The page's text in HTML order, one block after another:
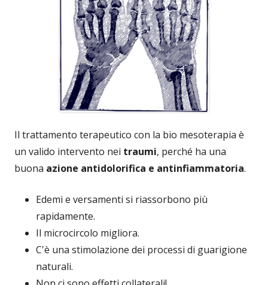
Il trattamento terapeutico con la bio mesoterapia è
un valido intervento nei traumi, perché ha una
buona azione antidolorifica e antinfiammatoria.
Edemi e versamenti si riassorbono più
rapidamente.
Il microcircolo migliora.
C'è una stimolazione dei processi di guarigione
naturali.